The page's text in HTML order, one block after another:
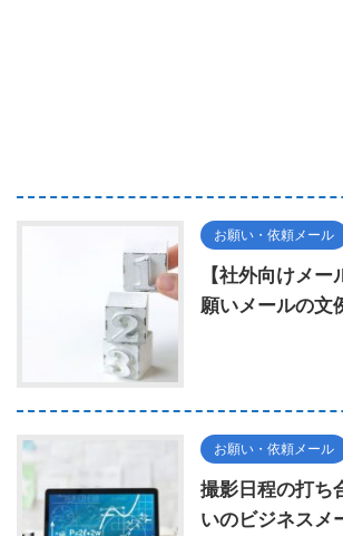
お願い・依頼メール
【社外向けメ
願いメールの文
お願い・依頼メール
撮影日程の打ち
いのビジネスメ